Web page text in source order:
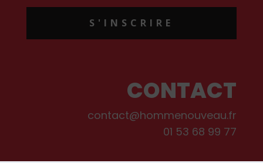
S'INSCRIRE
CONTACT
contact@hommenouveau.fr
01 53 68 99 77